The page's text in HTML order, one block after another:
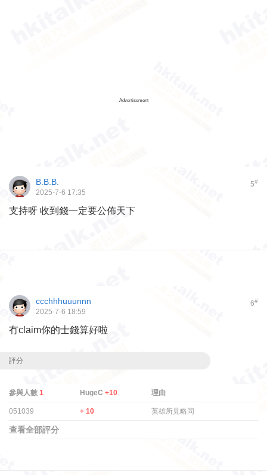
Advertisement
5#
B.B.B.
2025-7-6 17:35
支持呀 收到錢一定要公佈天下
6#
ccchhhuuunnn
2025-7-6 18:59
冇claim你的士錢算好啦
評分
參與人數 1 HugeC+10 理由
051039 + 10 英雄所見略同
查看全部評分